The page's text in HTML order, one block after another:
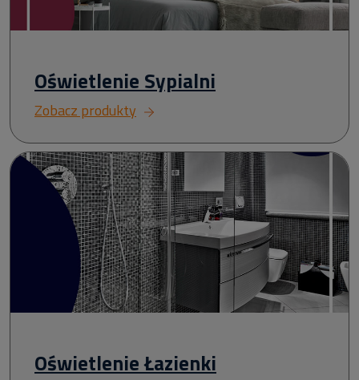
Oświetlenie Sypialni
Zobacz produkty
Oświetlenie Łazienki